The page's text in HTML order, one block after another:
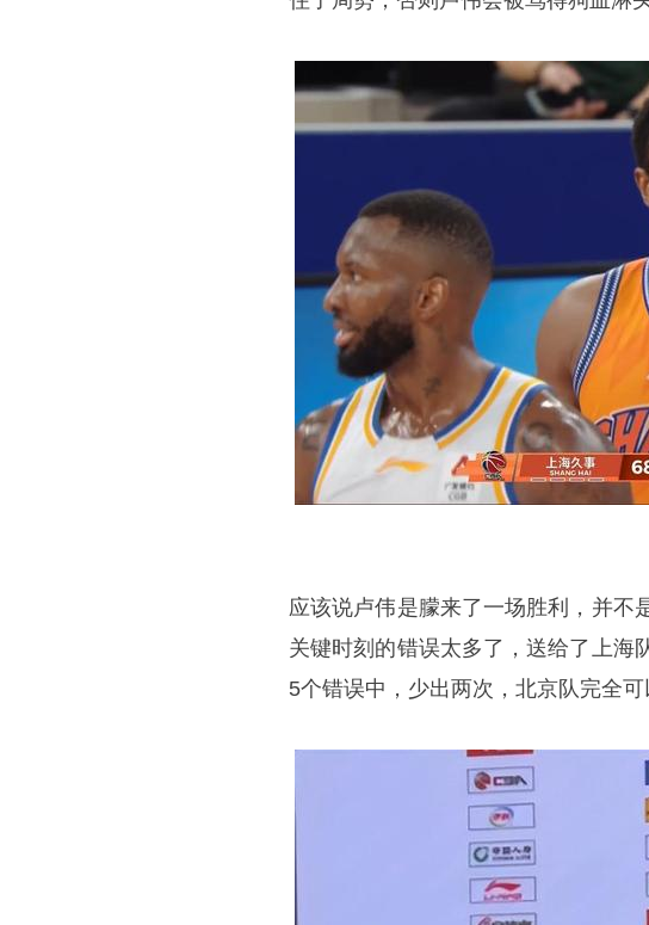
应该说卢伟是朦来了一场胜利，并不
关键时刻的错误太多了，送给了上海
5个错误中，少出两次，北京队完全可